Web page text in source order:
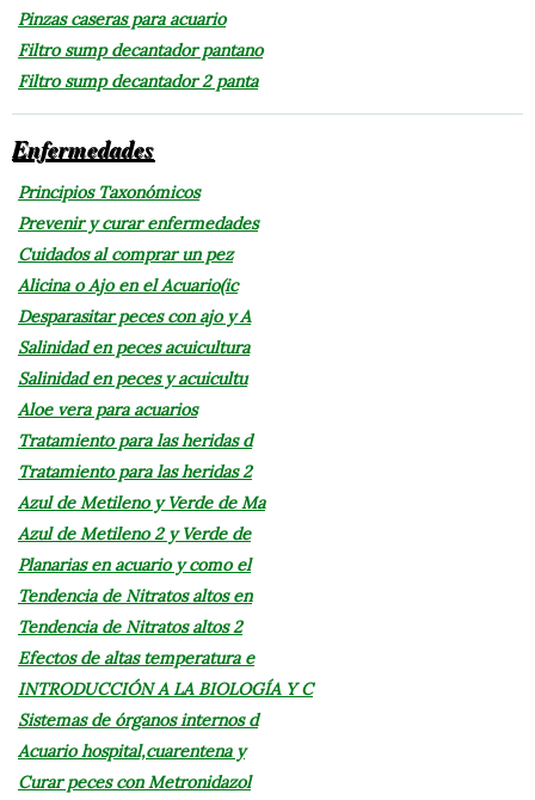
Pinzas caseras para acuario
Filtro sump decantador pantano
Filtro sump decantador 2 panta
Enfermedades
Principios Taxonómicos
Prevenir y curar enfermedades
Cuidados al comprar un pez
Alicina o Ajo en el Acuario(ic
Desparasitar peces con ajo y A
Salinidad en peces acuicultura
Salinidad en peces y acuicultu
Aloe vera para acuarios
Tratamiento para las heridas d
Tratamiento para las heridas 2
Azul de Metileno y Verde de Ma
Azul de Metileno 2 y Verde de
Planarias en acuario y como el
Tendencia de Nitratos altos en
Tendencia de Nitratos altos 2
Efectos de altas temperatura e
INTRODUCCIÓN A LA BIOLOGÍA Y C
Sistemas de órganos internos d
Acuario hospital,cuarentena y
Curar peces con Metronidazol